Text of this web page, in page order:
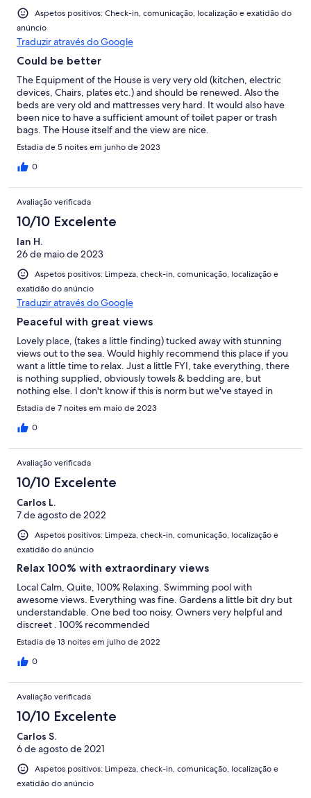
Aspetos positivos: Check-in, comunicação, localização e exatidão do
anúncio
Traduzir através do Google
Could be better
The Equipment of the House is very very old (kitchen, electric
devices, Chairs, plates etc.) and should be renewed. Also the
beds are very old and mattresses very hard. It would also have
been nice to have a sufficient amount of toilet paper or trash
bags. The House itself and the view are nice.
Estadia de 5 noites em junho de 2023
0
Avaliação verificada
10/10 Excelente
Ian H.
26 de maio de 2023
Aspetos positivos: Limpeza, check-in, comunicação, localização e
exatidão do anúncio
Traduzir através do Google
Peaceful with great views
Lovely place, (takes a little finding) tucked away with stunning
views out to the sea. Would highly recommend this place if you
want a little time to relax. Just a little FYI, take everything, there
is nothing supplied, obviously towels & bedding are, but
nothing else. I don't know if this is norm but we've stayed in
many VRBO homes and this is the 1st without salt & pepper or
However, don't let that put you off it's well worth it.
Estadia de 7 noites em maio de 2023
0
Avaliação verificada
10/10 Excelente
Carlos L.
7 de agosto de 2022
Aspetos positivos: Limpeza, check-in, comunicação, localização e
exatidão do anúncio
Relax 100% with extraordinary views
Local Calm, Quite, 100% Relaxing. Swimming pool with
awesome views. Everything was fine. Gardens a little bit dry but
understandable. One bed too noisy. Owners very helpful and
discreet . 100% recommended
Estadia de 13 noites em julho de 2022
0
Avaliação verificada
10/10 Excelente
Carlos S.
6 de agosto de 2021
Aspetos positivos: Limpeza, check-in, comunicação, localização e
exatidão do anúncio